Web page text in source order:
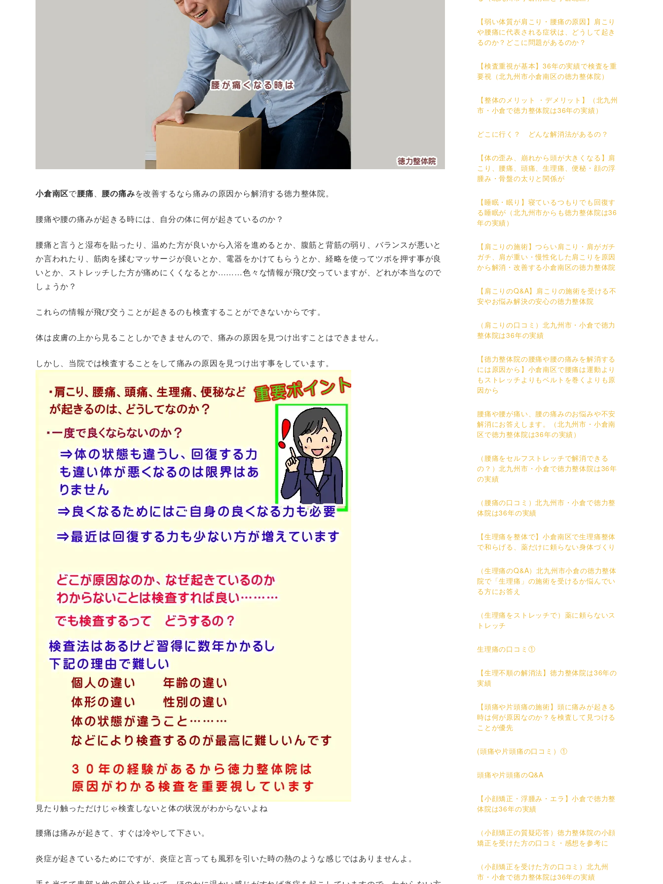
小倉南区で腰痛、 腰の痛みを改善するなら痛みの原因から解消する徳力整体院。
腰痛や腰の痛みが起きる時には、自分の体に何が起きているのか？
腰痛と言うと湿布を貼ったり、温めた方が良いから入浴を進めるとか、腹筋と背筋の弱り、バランスが悪いと
か言われたり、筋肉を揉むマッサージが良いとか、電器をかけてもらうとか、経略を使ってツボを押す事が良
いとか、ストレッチした方が痛めにくくなるとか………色々な情報が飛び交っていますが、どれが本当なので
しょうか？
これらの情報が飛び交うことが起きるのも検査することができないからです。
体は皮膚の上から見ることしかできませんので、痛みの原因を見つけ出すことはできません。
しかし、当院では検査することをして痛みの原因を見つけ出す事をしています。
見たり触っただけじゃ検査しないと体の状況がわからないよね
腰痛は痛みが起きて、すぐは冷やして下さい。
炎症が起きているためにですが、炎症と言っても風邪を引いた時の熱のような感じではありませんよ。
【弱い体質が肩こり・腰痛の原因】肩こり
や腰痛に代表される症状は、どうして起き
るのか？どこに問題があるのか？
【検査重視が基本】36年の実績で検査を重
要視（北九州市小倉南区の徳力整体院）
【整体のメリット ・デメリット】（北九州
市・小倉で徳力整体院は36年の実績）
どこに行く？ どんな解消法があるの？
【体の歪み、崩れから頭が大きくなる】肩
こり、腰痛、頭痛、生理痛、便秘・顔の浮
腫み・骨盤の太りと関係が
【睡眠・眠り】寝ているつもりでも回復す
る睡眠が（北九州市からも徳力整体院は36
年の実績）
【肩こりの施術】つらい肩こり・肩がガチ
ガチ、肩が重い・慢性化した肩こりを原因
から解消・改善する小倉南区の徳力整体院
【肩こりのQ&A】肩こりの施術を受ける不
安やお悩み解決の安心の徳力整体院
（肩こりの口コミ）北九州市・小倉で徳力
整体院は36年の実績
【徳力整体院の腰痛や腰の痛みを解消する
には原因から】小倉南区で腰痛は運動より
もストレッチよりもベルトを巻くよりも原
因から
腰痛や腰が痛い、腰の痛みのお悩みや不安
解消にお答えします。（北九州市・小倉南
区で徳力整体院は36年の実績）
（腰痛をセルフストレッチで解消できる
の？）北九州市・小倉で徳力整体院は36年
の実績
（腰痛の口コミ）北九州市・小倉で徳力整
体院は36年の実績
【生理痛を整体で】小倉南区で生理痛整体
で和らげる、薬だけに頼らない身体づくり
（生理痛のQ&A）北九州市小倉の徳力整体
院で「生理痛」の施術を受けるか悩んでい
る方にお答え
（生理痛をストレッチで）薬に頼らないス
トレッチ
生理痛の口コミ①
【生理不順の解消法】徳力整体院は36年の
実績
【頭痛や片頭痛の施術】頭に痛みが起きる
時は何が原因なのか？を検査して見つける
ことが優先
(頭痛や片頭痛の口コミ）①
頭痛や片頭痛のQ&A
【小顔矯正・浮腫み・エラ】小倉で徳力整
体院は36年の実績
（小顔矯正の質疑応答）徳力整体院の小顔
矯正を受けた方の口コミ・感想を参考に
（小顔矯正を受けた方の口コミ）北九州
市・小倉で徳力整体院は36年の実績